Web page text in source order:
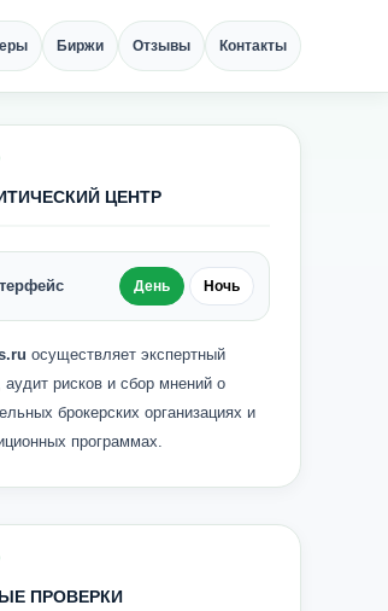
Биржи Отзывы Контакты
ЦЕНТР
День Ночь
осуществляет экспертный
аудит рисков и сбор мнений о
брокерских организациях и
программах.
ПРОВЕРКИ